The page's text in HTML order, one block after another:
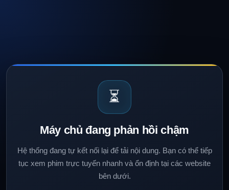
⏳
Máy chủ đang phản hồi chậm
Hệ thống đang tự kết nối lại để tải nội dung. Bạn có thể tiếp
tục xem phim trực tuyến nhanh và ổn định tại các website
bên dưới.